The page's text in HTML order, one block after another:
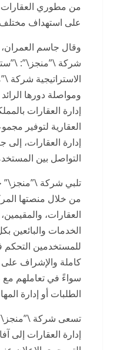
من مطوري
على استهداف
وقال جاسم العمران،
شركة \”منجز\”:
الاستراتيجية شركة
ومواصلة دورها
إدارة العقارات
العقارية لتوفير
إدارة العقارات،
التواصل بين
تلبي شركة \”منجز\”
من خلال منصتها
العقارات،
الخدمات والبائعين
للمستخدمين التحكم
كاملة والإشراف على
سواءً في تعاملهم مع
الطلبات أو إدارة
تسعى شركة \”منجز\”
إدارة العقارات إلى